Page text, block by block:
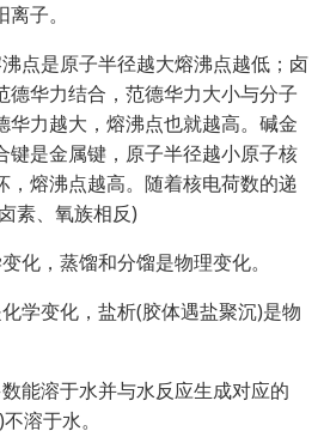
子。
点是原子半径越大熔沸点越低；卤
德华力结合，范德华力大小与分子
华力越大，熔沸点也就越高。碱金
键是金属键，原子半径越小原子核
，熔沸点越高。随着核电荷数的递
素、氧族相反)
化，蒸馏和分馏是物理变化。
学变化，盐析(胶体遇盐聚沉)是物
能溶于水并与水反应生成对应的
)不溶于水。